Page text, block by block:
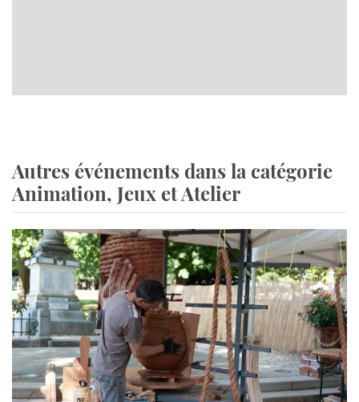
Autres événements dans la catégorie
Animation, Jeux et Atelier